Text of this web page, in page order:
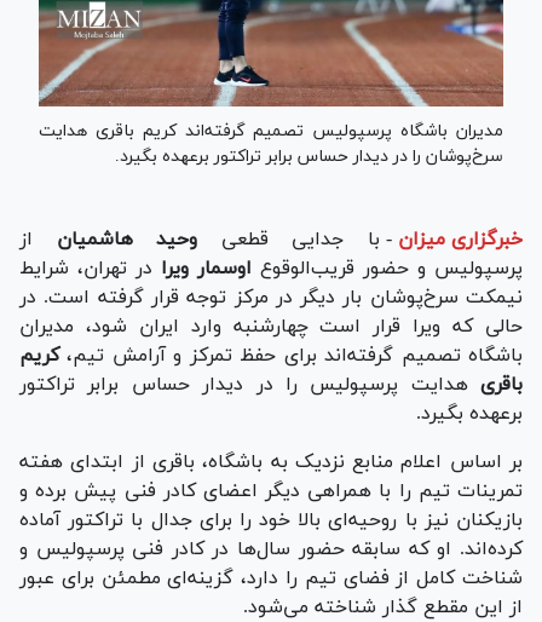
مدیران باشگاه پرسپولیس تصمیم گرفته‌اند کریم باقری هدایت
سرخ‌پوشان را در دیدار حساس برابر تراکتور برعهده بگیرد.
خبرگزاری میزان - با جدایی قطعی وحید هاشمیان از
پرسپولیس و حضور قریب‌الوقوع اوسمار ویرا در تهران، شرایط
نیمکت سرخ‌پوشان بار دیگر در مرکز توجه قرار گرفته است. در
حالی که ویرا قرار است چهارشنبه‌ وارد ایران شود، مدیران
باشگاه تصمیم گرفته‌اند برای حفظ تمرکز و آرامش تیم،کریم
باقری هدایت پرسپولیس را در دیدار حساس برابر تراکتور
برعهده بگیرد.
بر اساس اعلام منابع نزدیک به باشگاه، باقری از ابتدای هفته
تمرینات تیم را با همراهی دیگر اعضای کادر فنی پیش برده و
بازیکنان نیز با روحیه‌ای بالا خود را برای جدال با تراکتور آماده
کرده‌اند. او که سابقه حضور سال‌ها در کادر فنی پرسپولیس و
شناخت کامل از فضای تیم را دارد، گزینه‌ای مطمئن برای عبور
از این مقطع گذار شناخته می‌شود.